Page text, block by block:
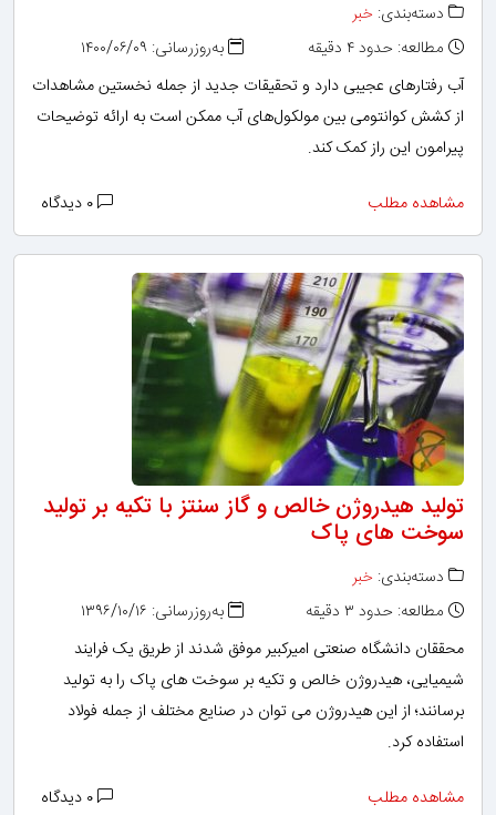
دسته‌بندی: خبر
مطالعه: حدود ۴ دقیقه
به‌روزرسانی: ۱۴۰۰/۰۶/۰۹
آب رفتارهای عجیبی دارد و تحقیقات جدید از جمله نخستین مشاهدات
از کشش کوانتومی بین مولکول‌های آب ممکن است به ارائه توضیحات
پیرامون این راز کمک کند.
مشاهده مطلب
تولید هیدروژن خالص و گاز سنتز با تکیه بر تولید
سوخت های پاک
دسته‌بندی: خبر
مطالعه: حدود ۳ دقیقه
به‌روزرسانی: ۱۳۹۶/۱۰/۱۶
محققان دانشگاه صنعتی امیرکبیر موفق شدند از طریق یک فرایند
شیمیایی، هیدروژن خالص و تکیه بر سوخت های پاک را به تولید
برسانند؛ از این هیدروژن می توان در صنایع مختلف از جمله فولاد
استفاده کرد.
مشاهده مطلب